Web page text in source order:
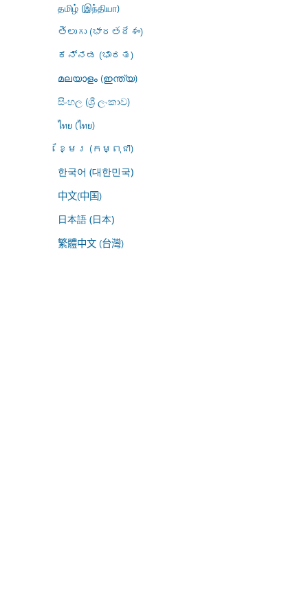
தமிழ் (இந்தியா)
తెలుగు (భారతదేశం)
ಕನ್ನಡ (ಭಾರತ)
മലയാളം (ഇന്ത്യ)
සිංහල (ශ්‍රී ලංකාව)
ไทย (ไทย)
ខ្មែរ (កម្ពុជា)
한국어 (대한민국)
中文(中国)
日本語 (日本)
繁體中文 (台灣)